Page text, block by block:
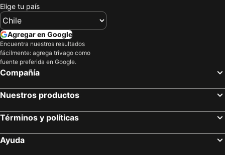
Morada dos Ventos
Madeiro Beach Hotel
Pipa Centro Residence
Pipa's Bay
Hotel Tibau Lagoa
Oka da Mata - Hotel Pousada
CostaSol Pipa
Lago Hotel
Kûara Pipa Pousada
Qavi - Villa di Milos - Praia da Pipa
Elige tu país
Agregar en Google
Encuentra nuestros resultados
fácilmente: agrega trivago como
fuente preferida en Google.
Compañía
Nuestros productos
Términos y políticas
Ayuda